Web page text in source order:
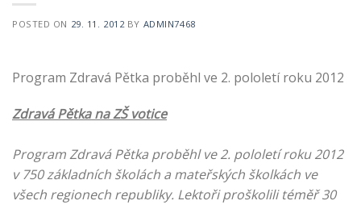
POSTED ON 29. 11. 2012 BY ADMIN7468
Program Zdravá Pětka proběhl ve 2. pololetí roku 2012
Zdravá Pětka na ZŠ votice
Program Zdravá Pětka proběhl ve 2. pololetí roku 2012
v 750 základních školách a mateřských školkách ve
všech regionech republiky. Lektoři proškolili téměř 30